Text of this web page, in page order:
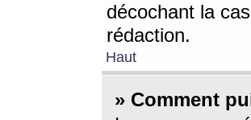
décochant la
rédaction.
Haut
» Comment